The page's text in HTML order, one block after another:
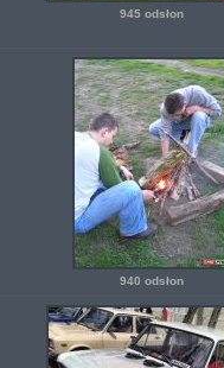
945 odsłon
940 odsłon